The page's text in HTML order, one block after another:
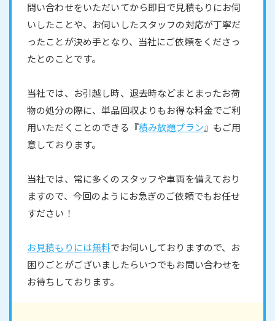
問い合わせをいただいてから即日で見積もりにお伺
いしたことや、お伺いしたスタッフの対応が丁寧だ
ったことが決め手となり、当社にご依頼をくださっ
たとのことです。
当社では、お引越し時、退去時などまとまったお荷
物の処分の際に、単品回収よりもお得な料金でご利
用いただくことのできる『積み放題プラン』もご用
意しております。
当社では、常に多くのスタッフや車両を備えており
ますので、今回のようにお急ぎのご依頼でもお任せ
すださい！
お見積もりには無料でお伺いしておりますので、お
困りごとがございましたらいつでもお問い合わせを
お待ちしております。